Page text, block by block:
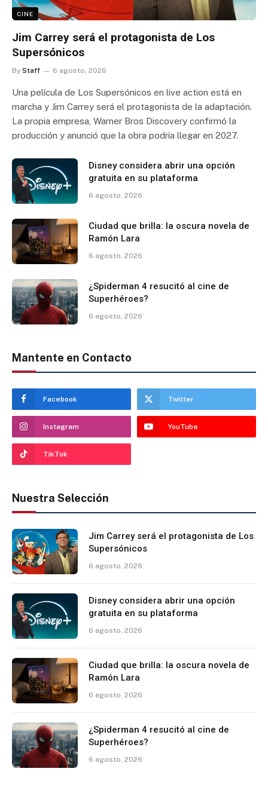
CINE
Jim Carrey será el protagonista de Los
Supersónicos
By Staff 6 agosto, 2026
Una película de Los Supersónicos en live action está en
marcha y Jim Carrey será el protagonista de la adaptación.
La propia empresa, Warner Bros Discovery confirmó la
producción y anunció que la obra podría llegar en 2027.
Disney considera abrir una opción
gratuita en su plataforma
6 agosto, 2026
Ciudad que brilla: la oscura novela de
Ramón Lara
6 agosto, 2026
¿Spiderman 4 resucitó al cine de
Superhéroes?
6 agosto, 2026
Mantente en Contacto
Facebook Twitter
Instagram YouTube
TikTok
Nuestra Selección
Jim Carrey será el protagonista de Los
Supersónicos
6 agosto, 2026
Disney considera abrir una opción
gratuita en su plataforma
6 agosto, 2026
Ciudad que brilla: la oscura novela de
Ramón Lara
6 agosto, 2026
¿Spiderman 4 resucitó al cine de
Superhéroes?
6 agosto, 2026